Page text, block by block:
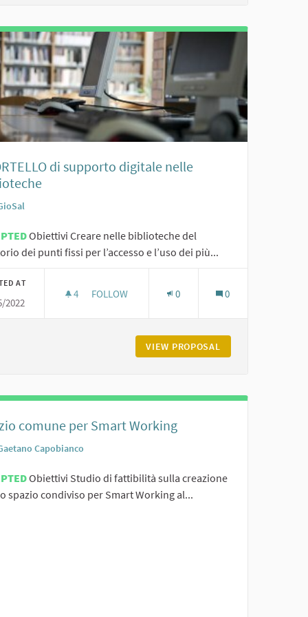
LITURGICI IN CLOUD
MUSICA E CANTI LITURGICI IN CLOUD
di supporto digitale nelle
Obiettivi Creare nelle biblioteche del
dei punti fissi per l’accesso e l’uso dei più...
AT
2022
4 4 FOLLOWERS
FOLLOW 0 0
VIEW PROPOSAL
comune per Smart Working
Capobianco
Obiettivi Studio di fattibilità sulla creazione
spazio condiviso per Smart Working al...